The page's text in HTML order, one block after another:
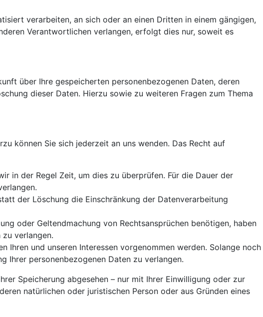
verarbeiten, an sich oder an einen Dritten in einem gängigen,
Verantwortlichen verlangen, erfolgt dies nur, soweit es
über Ihre gespeicherten personenbezogenen Daten, deren
dieser Daten. Hierzu sowie zu weiteren Fragen zum Thema
können Sie sich jederzeit an uns wenden. Das Recht auf
in der Regel Zeit, um dies zu überprüfen. Für die Dauer der
der Löschung die Einschränkung der Datenverarbeitung
oder Geltendmachung von Rechtsansprüchen benötigen, haben
verlangen.
Ihren und unseren Interessen vorgenommen werden. Solange noch
Ihrer personenbezogenen Daten zu verlangen.
Speicherung abgesehen – nur mit Ihrer Einwilligung oder zur
natürlichen oder juristischen Person oder aus Gründen eines